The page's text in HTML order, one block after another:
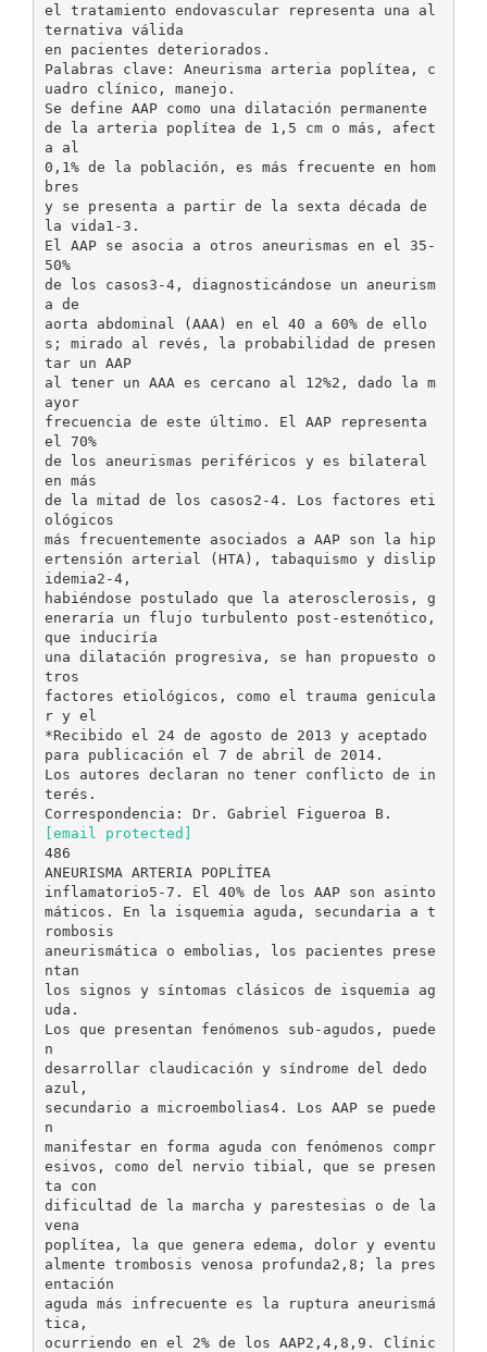
el tratamiento endovascular representa una al
ternativa válida
en pacientes deteriorados.
Palabras clave: Aneurisma arteria poplítea, c
uadro clínico, manejo.
Se define AAP como una dilatación permanente
de la arteria poplítea de 1,5 cm o más, afect
a al
0,1% de la población, es más frecuente en hom
bres
y se presenta a partir de la sexta década de
la vida1-3.
El AAP se asocia a otros aneurismas en el 35-
50%
de los casos3-4, diagnosticándose un aneurism
a de
aorta abdominal (AAA) en el 40 a 60% de ello
s; mirado al revés, la probabilidad de presen
tar un AAP
al tener un AAA es cercano al 12%2, dado la m
ayor
frecuencia de este último. El AAP representa
el 70%
de los aneurismas periféricos y es bilateral
en más
de la mitad de los casos2-4. Los factores eti
ológicos
más frecuentemente asociados a AAP son la hip
ertensión arterial (HTA), tabaquismo y dislip
idemia2-4,
habiéndose postulado que la aterosclerosis, g
eneraría un flujo turbulento post-estenótico,
que induciría
una dilatación progresiva, se han propuesto o
tros
factores etiológicos, como el trauma genicula
r y el
*Recibido el 24 de agosto de 2013 y aceptado
para publicación el 7 de abril de 2014.
Los autores declaran no tener conflicto de in
terés.
[email protected]
486
ANEURISMA ARTERIA POPLÍTEA
inflamatorio5-7. El 40% de los AAP son asinto
máticos. En la isquemia aguda, secundaria a t
rombosis
aneurismática o embolias, los pacientes prese
ntan
los signos y síntomas clásicos de isquemia ag
uda.
Los que presentan fenómenos sub-agudos, puede
n
desarrollar claudicación y síndrome del dedo
azul,
secundario a microembolias4. Los AAP se puede
n
manifestar en forma aguda con fenómenos compr
esivos, como del nervio tibial, que se presen
ta con
dificultad de la marcha y parestesias o de la
vena
poplítea, la que genera edema, dolor y eventu
almente trombosis venosa profunda2,8; la pres
entación
aguda más infrecuente es la ruptura aneurismá
tica,
ocurriendo en el 2% de los AAP2,4,8,9. Clínic